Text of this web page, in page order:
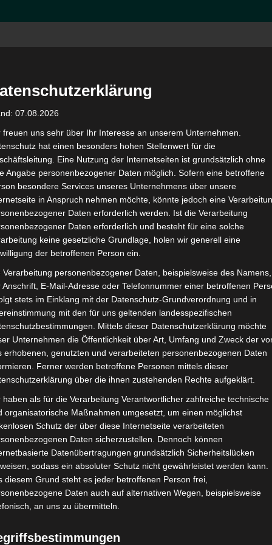
Beiträge von fwolbring
Schulfirewall unterwegs sind. Wir freuen uns auf Ihren
Webinaren ein.
W Vavada Casino
casino Bonus bez
gracze widzą w nim
07.08.2026
freuen uns sehr über Ihr Interesse an unserem Unternehmen.
hat einen besonders hohen Stellenwert für die
Eine Nutzung der Internetseiten ist grundsätzlich ohne
Angabe personenbezogener Daten möglich. Sofern eine betroffene
besondere Services unseres Unternehmens über unsere
in Anspruch nehmen möchte, könnte jedoch eine
Daten erforderlich werden. Ist die Verarbeitung
Daten erforderlich und besteht für eine solche
keine gesetzliche Grundlage, holen wir generell eine
der betroffenen Person ein.
Verarbeitung personenbezogener Daten, beispielsweise des Namens,
Anschrift, E-Mail-Adresse oder Telefonnummer einer betroffenen
stets im Einklang mit der Datenschutz-Grundverordnung und in
mit den für uns geltenden landesspezifischen
Mittels dieser Datenschutzerklärung möchte
Unternehmen die Öffentlichkeit über Art, Umfang und Zweck der
erhobenen, genutzten und verarbeiteten personenbezogenen Daten
Ferner werden betroffene Personen mittels dieser
über die ihnen zustehenden Rechte aufgeklärt.
haben als für die Verarbeitung Verantwortlicher zahlreiche technische
organisatorische Maßnahmen umgesetzt, um einen möglichst
Schutz der über diese Internetseite verarbeiteten
Daten sicherzustellen. Dennoch können
Datenübertragungen grundsätzlich Sicherheitslücken
sodass ein absoluter Schutz nicht gewährleistet werden kann.
diesem Grund steht es jeder betroffenen Person frei,
Daten auch auf alternativen Wegen, beispielsweise
an uns zu übermitteln.